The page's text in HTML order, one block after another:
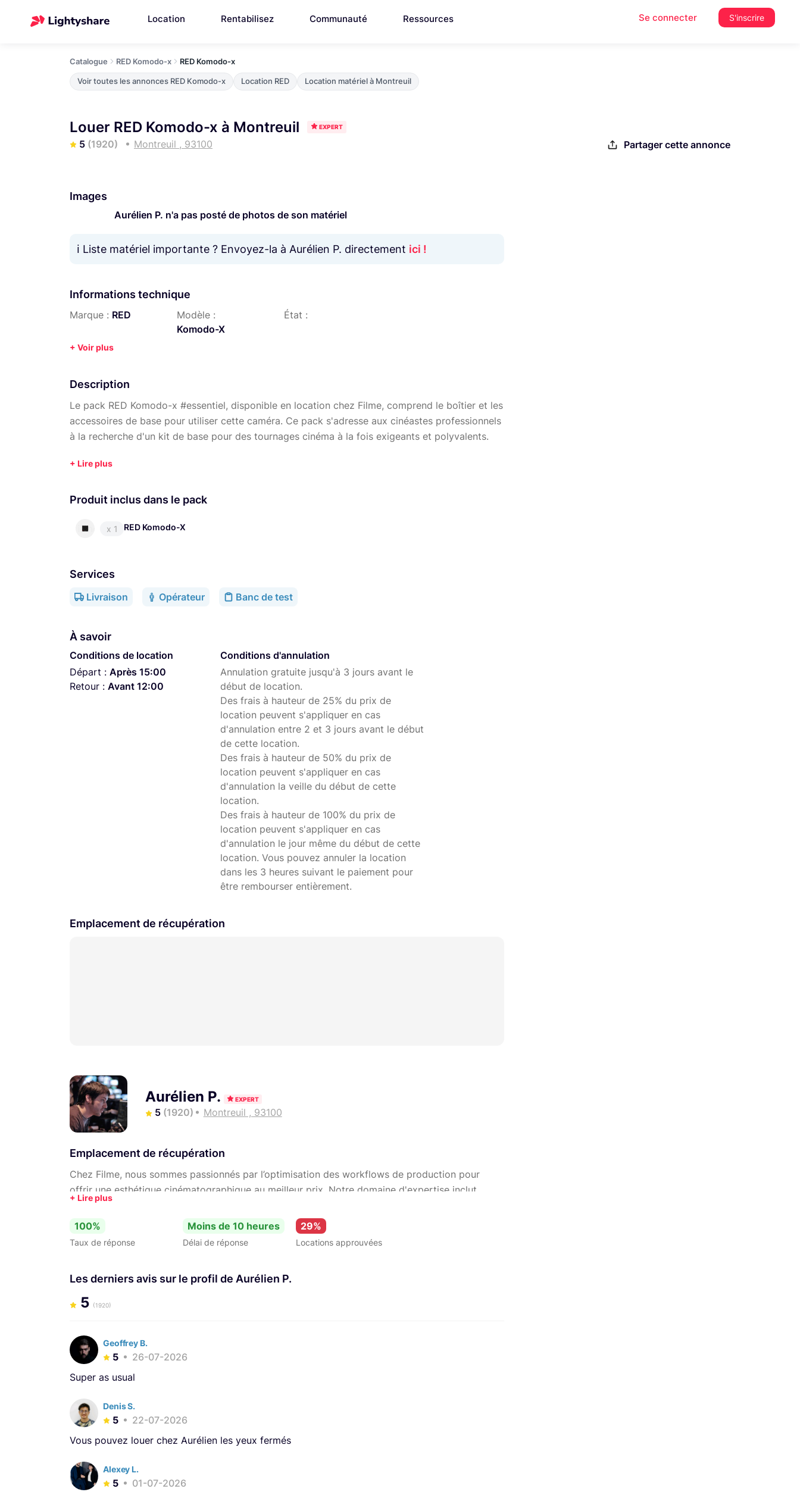
Location Rentabilisez Communauté Ressources Se connecter S'inscrire
Catalogue RED Komodo-x RED Komodo-x
Voir toutes les annonces RED Komodo-x Location RED Location matériel à Montreuil
Louer RED Komodo-x à Montreuil EXPERT
5 (1920) Montreuil , 93100 Partager cette annonce
Images
Aurélien P. n'a pas posté de photos de son matériel
ℹ️ Liste matériel importante ? Envoyez-la à Aurélien P. directement ici !
Informations technique
Marque : RED
Modèle :
Komodo-X
État :
+ Voir plus
Description
Le pack RED Komodo-x #essentiel, disponible en location chez Filme, comprend le boîtier et les
accessoires de base pour utiliser cette caméra. Ce pack s'adresse aux cinéastes professionnels
à la recherche d'un kit de base pour des tournages cinéma à la fois exigeants et polyvalents.
Besoin d'un accessoire spécifique?
Chez Filme, tous nos objectifs, filtres, packs caméras et accessoires sont consultables dans
Produit inclus dans le pack
x 1 RED Komodo-X
Services
Livraison Opérateur Banc de test
À savoir
Conditions de location
Départ : Après 15:00
Retour : Avant 12:00
Conditions d'annulation
Annulation gratuite jusqu'à 3 jours avant le
début de location.
Des frais à hauteur de 25% du prix de
location peuvent s'appliquer en cas
d'annulation entre 2 et 3 jours avant le début
de cette location.
Des frais à hauteur de 50% du prix de
location peuvent s'appliquer en cas
d'annulation la veille du début de cette
location.
Des frais à hauteur de 100% du prix de
location peuvent s'appliquer en cas
d'annulation le jour même du début de cette
location. Vous pouvez annuler la location
dans les 3 heures suivant le paiement pour
être rembourser entièrement.
Emplacement de récupération
Aurélien P. EXPERT
5 (1920) Montreuil , 93100
Emplacement de récupération
Chez Filme, nous sommes passionnés par l’optimisation des workflows de production pour
offrir une esthétique cinématographique au meilleur prix. Notre domaine d'expertise inclut
également la captation d'événements en multi-caméras et leurs retransmissions en livestream.
Comme le témoigne les avis reçus, les configurations louées sont celles que nous utilisons donc
parfaitement éprouvées et optimisées. A bientôt!
100%
Taux de réponse
Moins de 10 heures
Délai de réponse
29%
Locations approuvées
Les derniers avis sur le profil de Aurélien P.
5 (1920)
Geoffrey B.
5
26-07-2026
Super as usual
Denis S.
5
22-07-2026
Vous pouvez louer chez Aurélien les yeux fermés
Alexey L.
5
01-07-2026